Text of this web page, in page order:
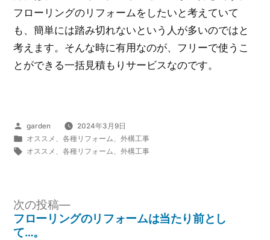
フローリングのリフォームをしたいと考えていて
も、簡単には踏み切れないという人が多いのではと
考えます。そんな時に有用なのが、フリーで使うこ
とができる一括見積もりサービスなのです。
投
稿
者:
garden
2024年3月9日
カ
テ
オススメ 各種リフォーム
外構工事
タ
オススメ 各種リフォーム 外構工事
投
稿
次の投稿
次
の
フローリングのリフォームは当たり前とし
て…。